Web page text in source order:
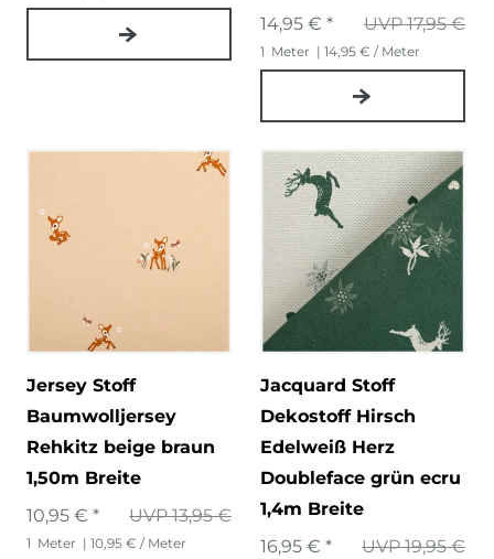
UVP 17,95 €
14,95 € *
1 Meter | 14,95 € / Meter
Jersey Stoff
Baumwolljersey
Rehkitz beige braun
1,50m Breite
UVP 13,95 €
10,95 € *
1 Meter | 10,95 € / Meter
Jacquard Stoff
Dekostoff Hirsch
Edelweiß Herz
Doubleface grün ecru
1,4m Breite
UVP 19,95 €
16,95 € *